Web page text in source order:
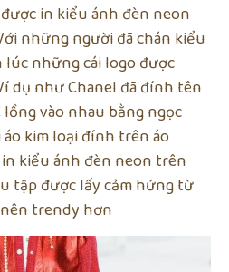
in kiểu ánh đèn neon
những người đã chán kiểu
những cái logo được
dụ như Chanel đã đính tên
vào nhau bằng ngọc
kim loại đính trên áo
kiểu ánh đèn neon trên
tập được lấy cảm hứng từ
trendy hơn